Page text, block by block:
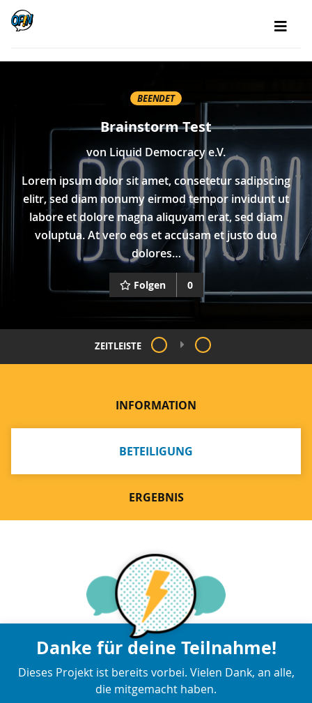
BEENDET
Brainstorm Test
von Liquid Democracy e.V.
Lorem ipsum dolor sit amet, consetetur sadipscing
elitr, sed diam nonumy eirmod tempor invidunt ut
labore et dolore magna aliquyam erat, sed diam
voluptua. At vero eos et accusam et justo duo
dolores…
Folgen 0
ZEITLEISTE
INFORMATION
BETEILIGUNG
ERGEBNIS
Danke für deine Teilnahme!
Dieses Projekt ist bereits vorbei. Vielen Dank, an alle,
die mitgemacht haben.